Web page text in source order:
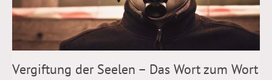
Vergiftung der Seelen – Das Wort zum Wort